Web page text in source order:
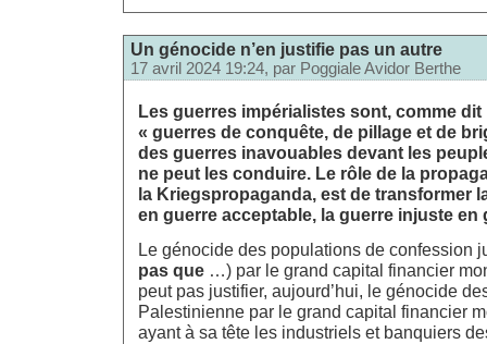
Un génocide n’en justifie pas un autre
17 avril 2024 19:24, par Poggiale Avidor Berthe
Les guerres impérialistes sont, comme dit
« guerres de conquête, de pillage et de
des guerres inavouables devant les
ne peut les conduire. Le rôle de la
la Kriegspropaganda, est de transformer
en guerre acceptable, la guerre injuste en
Le génocide des populations de confession
pas que …) par le grand capital financier
peut pas justifier, aujourd’hui, le génocide
Palestinienne par le grand capital financier
ayant à sa tête les industriels et banquiers